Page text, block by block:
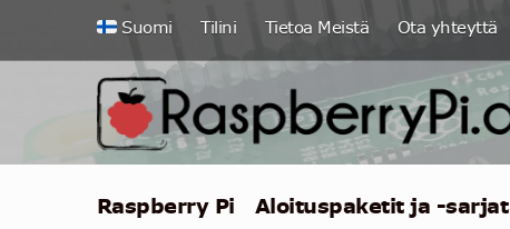
Siirry
SiirrySuomi Tilini Tietoa Meistä Ota yhteyttä
Raspberry Pi Aloituspaketit ja -sarjat